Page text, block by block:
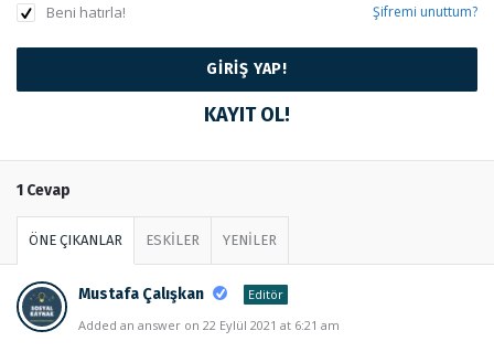
Beni hatırla! Şifremi unuttum?
KAYIT OL!
1 Cevap
ÖNE ÇIKANLAR ESKİLER YENİLER
Mustafa Çalışkan
Editör
Added an answer on 22 Eylül 2021 at 6:21 am